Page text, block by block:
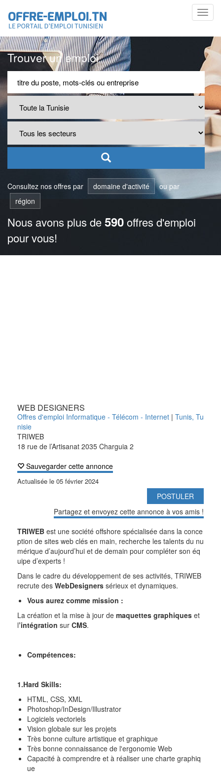
Trouver un emploi
Consultez nos offres par domaine d'activité
ou par
région
Nous avons plus de590offres d'emploi
pour vous!
WEB DESIGNERS
Offres d'emploi Informatique - Télécom - Internet | Tunis, Tu
nisie
TRIWEB
18 rue de l’Artisanat 2035 Charguia 2
Sauvegarder cette annonce
Actualisée le 05 février 2024
POSTULER
Partagez et envoyez cette annonce à vos amis !
TRIWEB est une société offshore spécialisée dans la conce
ption de sites web clés en main, recherche les talents du nu
mérique d’aujourd’hui et de demain pour compléter son éq
uipe d’experts !
Dans le cadre du développement de ses activités, TRIWEB
recrute des WebDesigners sérieux et dynamiques.
Vous aurez comme mission :
La création et la mise à jour de maquettes graphiques et
l’intégration sur CMS.
Compétences:
1.Hard Skills:
HTML, CSS, XML
Photoshop/InDesign/Illustrator
Logiciels vectoriels
Vision globale sur les projets
Très bonne culture artistique et graphique
Très bonne connaissance de l'ergonomie Web
Capacité à comprendre et à réaliser une charte graphiq
ue